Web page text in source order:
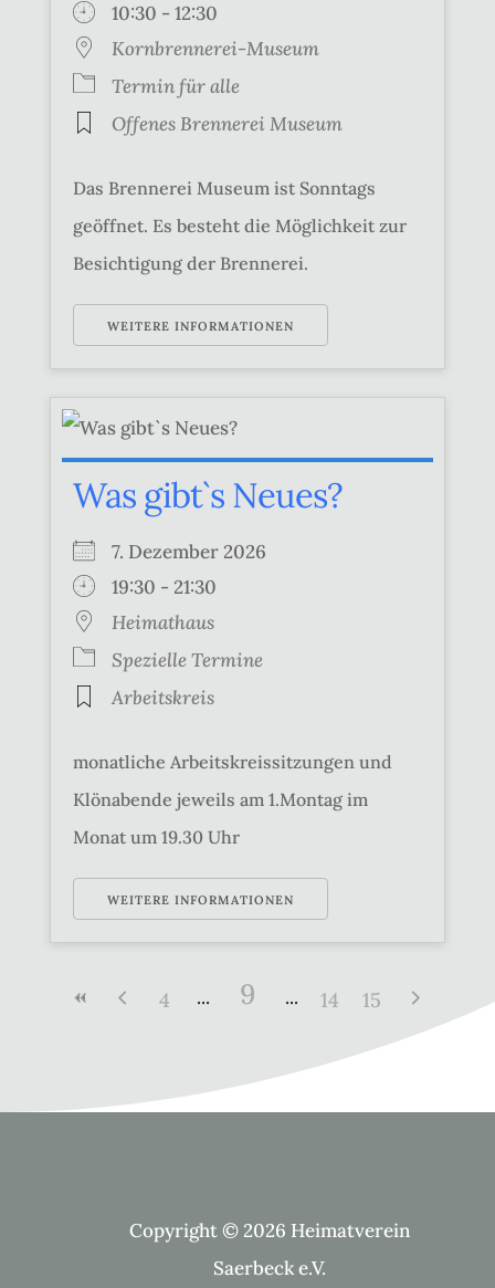
10:30 - 12:30
Kornbrennerei-Museum
Termin für alle
Offenes Brennerei Museum
Das Brennerei Museum ist Sonntags
geöffnet. Es besteht die Möglichkeit zur
Besichtigung der Brennerei.
WEITERE INFORMATIONEN
Was gibt`s Neues?
7. Dezember 2026
19:30 - 21:30
Heimathaus
Spezielle Termine
Arbeitskreis
monatliche Arbeitskreissitzungen und
Klönabende jeweils am 1.Montag im
Monat um 19.30 Uhr
WEITERE INFORMATIONEN
4 9 14 15
Copyright © 2026 Heimatverein
Saerbeck e.V.